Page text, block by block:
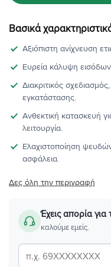
Βασικά
Αξιόπιστη ανίχνευση
Ευρεία κάλυψη
Διακριτικός
εγκατάστασης.
Ανθεκτική κατασκευή
λειτουργία.
Ελαχιστοποίηση
ασφάλεια.
Δες όλη την περιγραφή
Έχεις απορία για
καλούμε εμείς.